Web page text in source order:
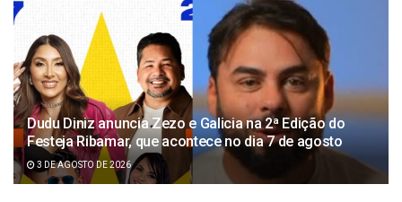
Dudu Diniz anuncia Zezo e Galicia na 2ª Edição do
Festeja Ribamar, que acontece no dia 7 de agosto
3 DE AGOSTO DE 2026